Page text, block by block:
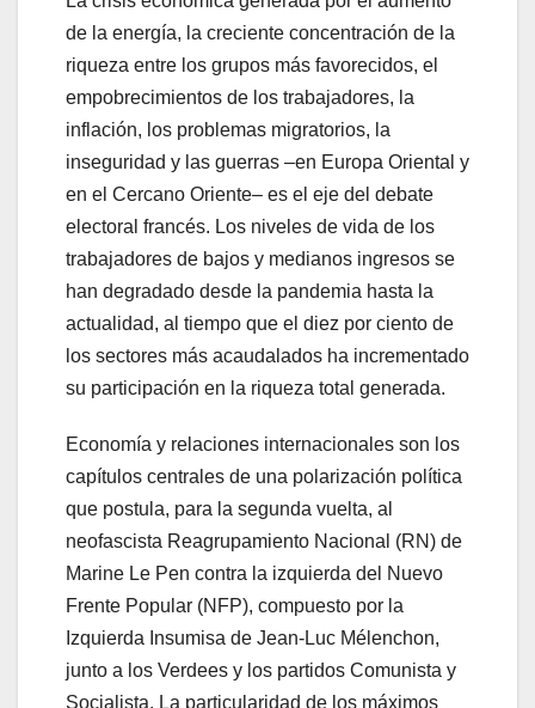
de la energía, la creciente concentración de la
riqueza entre los grupos más favorecidos, el
empobrecimientos de los trabajadores, la
inflación, los problemas migratorios, la
inseguridad y las guerras –en Europa Oriental y
en el Cercano Oriente– es el eje del debate
electoral francés. Los niveles de vida de los
trabajadores de bajos y medianos ingresos se
han degradado desde la pandemia hasta la
actualidad, al tiempo que el diez por ciento de
los sectores más acaudalados ha incrementado
su participación en la riqueza total generada.
Economía y relaciones internacionales son los
capítulos centrales de una polarización política
que postula, para la segunda vuelta, al
neofascista Reagrupamiento Nacional (RN) de
Marine Le Pen contra la izquierda del Nuevo
Frente Popular (NFP), compuesto por la
Izquierda Insumisa de Jean-Luc Mélenchon,
junto a los Verdees y los partidos Comunista y
Socialista. La particularidad de los máximos